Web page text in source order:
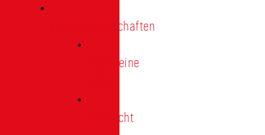
Tischgemeinschaften
Allgemeine
Übersicht